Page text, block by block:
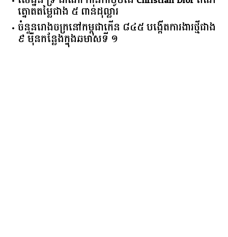
ត្នោតតម្លៃជាង ៥ ពាន់ដុល្លារ
ចំនួន​រោងចក្រ​នៅ​កម្ពុជា​កើន​ ​៨៤៥​ ​បង្កើត​ការងារ​ថ្មី​ជាង​
​៩​ ​ម៉ឺន​កន្លែង​ក្នុង​ឆមាស​ទី ​១​